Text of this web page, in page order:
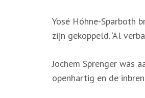
Yosé Hóhne-Sparboth
zijn gekoppeld. ‘Al
Jochem Sprenger was
openhartig en de